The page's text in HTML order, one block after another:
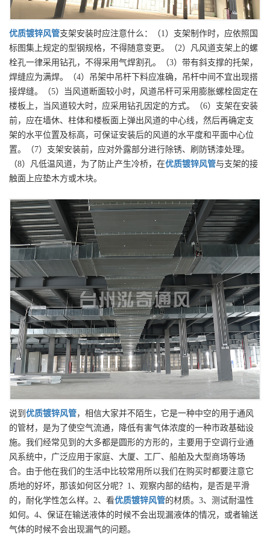
优质镀锌风管支架安装时应注意什么：（1）支架制作时，应依照国
标图集上规定的型钢规格，不得随意变更。（2）凡风道支架上的螺
栓孔一律采用钻孔，不得采用气焊割孔。（3）带有斜支撑的托架，
焊缝应为满焊。（4）吊架中吊杆下料应准确，吊杆中间不宜出现搭
接焊缝。（5）当风道断面较小时，风道吊杆可采用膨胀螺栓固定在
楼板上，当风道较大时，应采用钻孔因定的方式。（6）支架在安装
前，应在墙休、柱体和楼板面上弹出风道的中心线，然后再确定支
架的水平位置及标高，可保证安装后的风道的水平度和平面中心位
置。（7）支架安装前，应对外露部分进行除锈、刷防锈漆处理。
（8）凡低温风道，为了防止产生冷桥，在优质镀锌风管与支架的接
触面上应垫木方或木块。
说到 优质镀锌风管，相信大家并不陌生，它是一种中空的用于通风
的管材，是为了使空气流通，降低有害气体浓度的一种市政基础设
施。我们经常见到的大多都是圆形的方形的，主要用于空调行业通
风系统中，广泛应用于家庭、大厦、工厂、船舶及大型商场等场
合。由于他在我们的生活中比较常用所以我们在购买时都要注意它
质地的好坏，那该如何区分呢？1、观察内部的结构，是否是平滑
的，耐化学性怎么样。2、看优质镀锌风管的材质。3、测试耐温性
如何。4、保证在输送液体的时候不会出现漏液体的情况，或者输送
气体的时候不会出现漏气的问题。